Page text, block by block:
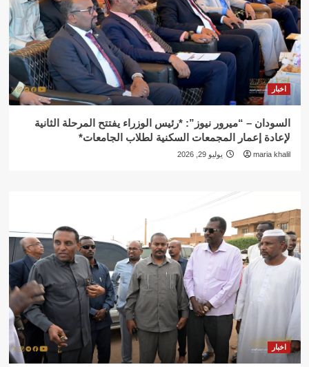
اخبار
السودان – “ميرور نيوز”: *رئيس الوزراء يفتتح المرحلة الثانية
لإعادة إعمار المجمعات السكنية لطلاب الجامعات*
maria khalil يوليو 29, 2026
اخبار